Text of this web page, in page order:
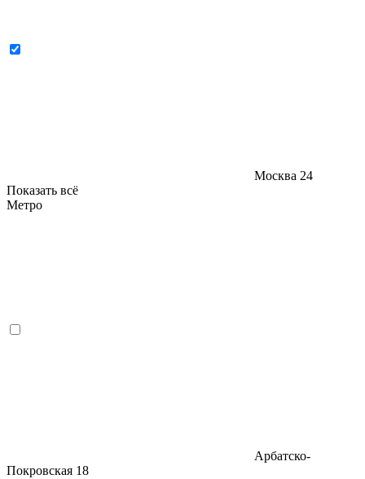
Москва 24
Показать всё
Метро
Арбатско-
Покровская 18